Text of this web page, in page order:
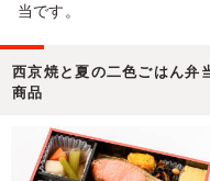
当です。
西京焼と夏の二色ごはん弁
商品